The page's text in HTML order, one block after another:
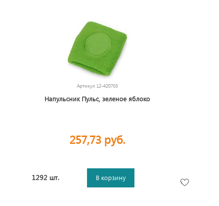
Артикул 12-420703
Напульсник Пульс, зеленое яблоко
257,73 руб.
1292 шт. В корзину